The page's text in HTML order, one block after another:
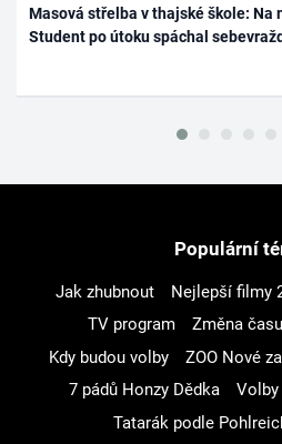
Masová střelba v thajské škole: Na
Student po útoku spáchal
Populární
Jak zhubnout Nejlepší filmy
TV program
Změna času
Kdy budou volby
ZOO Nové
7 pádů Honzy Dědka
Volby
Tatarák podle